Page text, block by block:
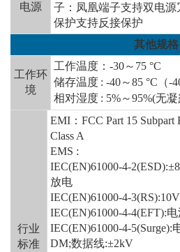
电源
子：凤凰端子支持双电源
保护支持反接保护
其他规格
工作环
境
工作温度： -30～ 75 °C
储存温度 : -40～85 °C（-
相对湿度 : 5%～95%(无凝
行业
标准
EMI：FCC Part 15 Subpart
Class A
EMS :
IEC(EN)61000-4-
放电
IEC(EN)61000-4-
IEC(EN)61000-4-4(EFT):
IEC(EN)61000-4-
DM;数据线:±2kV